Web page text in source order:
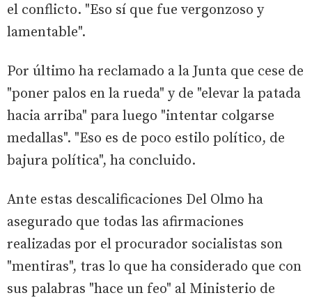
el conflicto. "Eso sí que fue vergonzoso y
lamentable".
Por último ha reclamado a la Junta que cese de
"poner palos en la rueda" y de "elevar la patada
hacia arriba" para luego "intentar colgarse
medallas". "Eso es de poco estilo político, de
bajura política", ha concluido.
Ante estas descalificaciones Del Olmo ha
asegurado que todas las afirmaciones
realizadas por el procurador socialistas son
"mentiras", tras lo que ha considerado que con
sus palabras "hace un feo" al Ministerio de